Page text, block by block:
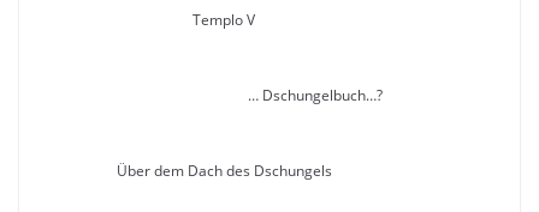
Templo V
… Dschungelbuch…?
Über dem Dach des Dschungels